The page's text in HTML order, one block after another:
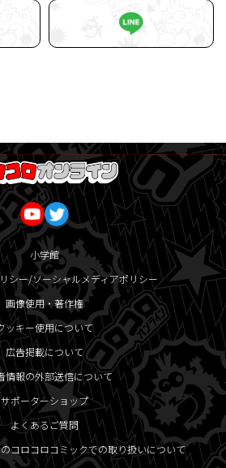
小学館
シー/ソーシャルメディアポリシー
画像使用・著作権
ッキー使用について
広告掲載について
情報の外部送信について
サポーターショップ
よくあるご質問
コロコロコミックでの取り扱いについて